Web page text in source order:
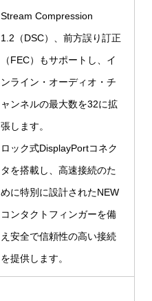
Stream Compression
1.2（DSC）、前方誤り訂正
（FEC）もサポートし、イ
ンライン・オーディオ・チ
ャンネルの最大数を32に拡
張します。
ロック式DisplayPortコネク
タを搭載し、高速接続のた
めに特別に設計されたNEW
コンタクトフィンガーを備
え安全で信頼性の高い接続
を提供します。